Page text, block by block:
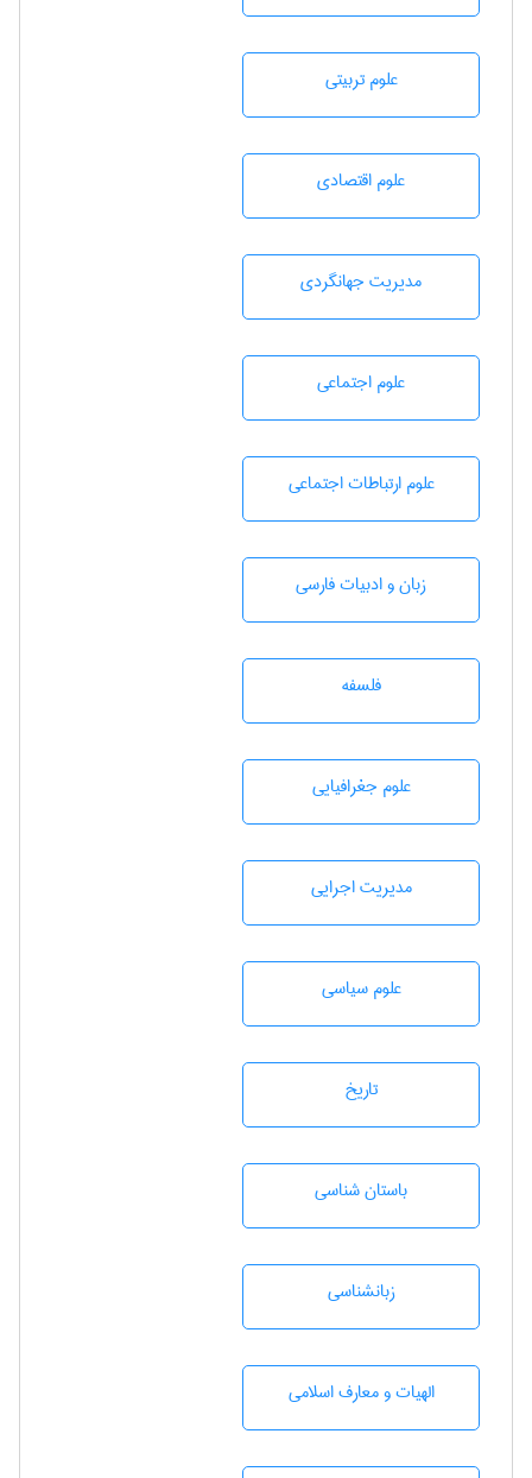
علوم تربيتی
علوم اقتصادی
مديريت جهانگردی
علوم اجتماعی
علوم ارتباطات اجتماعی
زبان و ادبيات فارسی
فلسفه
علوم جغرافيايی
مديريت اجرايی
علوم سياسی
تاريخ
باستان شناسی
زبانشناسی
الهیات و معارف اسلامی